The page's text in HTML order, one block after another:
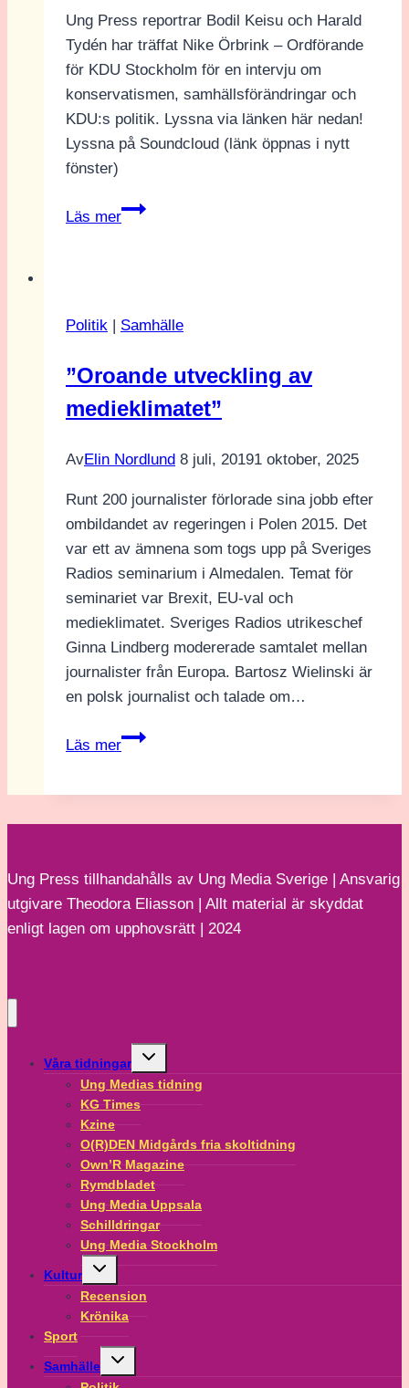
Ung Press reportrar Bodil Keisu och Harald
Tydén har träffat Nike Örbrink – Ordförande
för KDU Stockholm för en intervju om
konservatismen, samhällsförändringar och
KDU:s politik. Lyssna via länken här nedan!
Lyssna på Soundcloud (länk öppnas i nytt
fönster)
Läs mer
”Människan
gäller
politiker”
–
med
Örbrink
Politik | Samhälle
”Oroande utveckling av
medieklimatet”
AvElin Nordlund 8 juli, 20191 oktober, 2025
Runt 200 journalister förlorade sina jobb efter
ombildandet av regeringen i Polen 2015. Det
var ett av ämnena som togs upp på Sveriges
Radios seminarium i Almedalen. Temat för
seminariet var Brexit, EU-val och
medieklimatet. Sveriges Radios utrikeschef
Ginna Lindberg modererade samtalet mellan
journalister från Europa. Bartosz Wielinski är
en polsk journalist och talade om…
Läs mer
”Oroande
Ung Press tillhandahålls av Ung Media Sverige | Ansvarig
utgivare Theodora Eliasson | Allt material är skyddat
enligt lagen om upphovsrätt | 2024
Våra tidningar
Toggle
menu
Ung Medias tidning
KG Times
Kzine
O(R)DEN Midgårds fria skoltidning
Own’R Magazine
Rymdbladet
Ung Media Uppsala
Schilldringar
Ung Media Stockholm
Kultur
Toggle
menu
Recension
Krönika
Sport
Samhälle
Toggle
menu